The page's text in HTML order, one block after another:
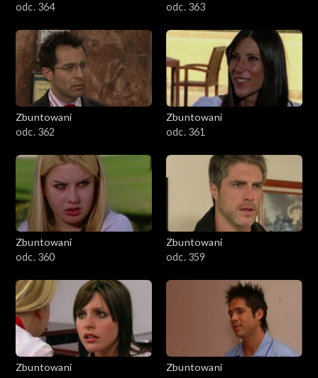
odc. 364
odc. 363
Zbuntowani
odc. 362
Zbuntowani
odc. 361
Zbuntowani
odc. 360
Zbuntowani
odc. 359
Zbuntowani
Zbuntowani